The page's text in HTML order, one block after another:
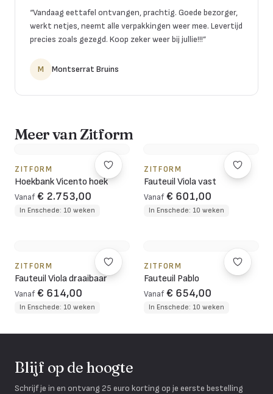
“Vandaag eettafel ontvangen, prachtig. Goede bezorger,
werkt netjes, neemt alle verpakkingen weer mee. Levertijd
precies zoals gezegd. Koop zeker weer bij jullie!!!”
M Montserrat Bruins
Meer van Zitform
ZITFORM
Hoekbank Vicento hoek
Vanaf € 2.753,00
In Enschede: 10 weken
ZITFORM
Fauteuil Viola vast
Vanaf € 601,00
In Enschede: 10 weken
ZITFORM
Fauteuil Viola draaibaar
Vanaf € 614,00
In Enschede: 10 weken
ZITFORM
Fauteuil Pablo
Vanaf € 654,00
In Enschede: 10 weken
Blijf op de hoogte
Schrijf je in en ontvang 25 euro korting op je eerste bestelling